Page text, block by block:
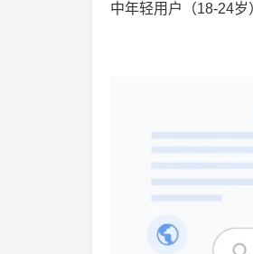
中年轻用户（18-24岁